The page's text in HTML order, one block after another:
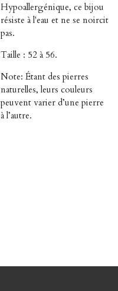
Hypoallergénique, ce bijou
résiste à l'eau et ne se noircit
pas.
Taille : 52 à 56.
Note: Étant des pierres
naturelles, leurs couleurs
peuvent varier d’une pierre
à l’autre.